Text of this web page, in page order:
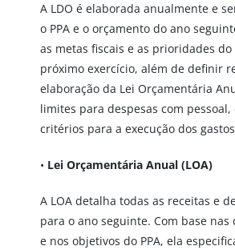
A LDO é elaborada anualmente e
o PPA e o orçamento do ano
as metas fiscais e as prioridades
próximo exercício, além de definir
elaboração da Lei Orçamentária
limites para despesas com
critérios para a execução dos
• Lei Orçamentária Anual (LOA)
A LOA detalha todas as receitas e
para o ano seguinte. Com base nas
e nos objetivos do PPA, ela